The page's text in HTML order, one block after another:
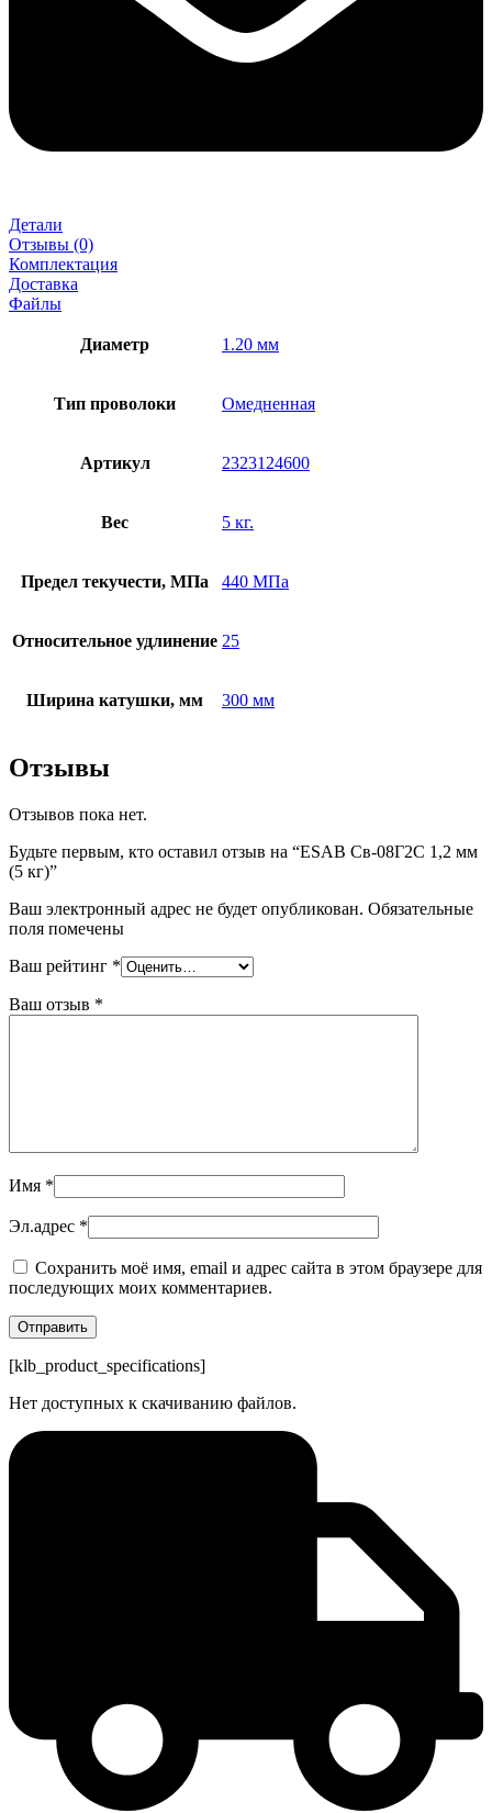
Детали
Отзывы (0)
Комплектация
Доставка
Файлы
Диаметр 1.20 мм
Тип проволоки Омедненная
Артикул 2323124600
Вес 5 кг.
Предел текучести, МПа 440 МПа
Относительное удлинение 25
Ширина катушки, мм 300 мм
Отзывы
Отзывов пока нет.
Будьте первым, кто оставил отзыв на “ESAB Св-08Г2С 1,2 мм
(5 кг)”
Ваш электронный адрес не будет опубликован. Обязательные
поля помечены
Ваш рейтинг *
Ваш отзыв *
Имя *
Эл.адрес *
Сохранить моё имя, email и адрес сайта в этом браузере для
последующих моих комментариев.
[klb_product_specifications]
Нет доступных к скачиванию файлов.